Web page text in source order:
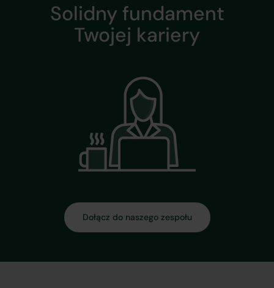
Solidny fundament
Twojej kariery
Dołącz do naszego zespołu